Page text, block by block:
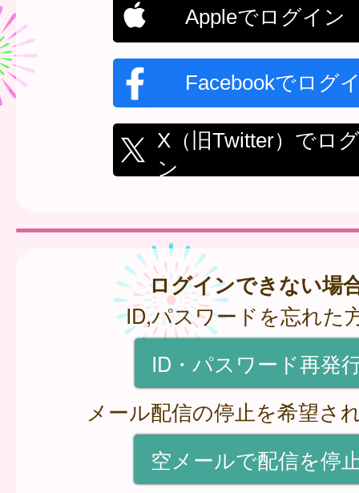
Appleでログイン
Facebookでログ
X（旧Twitter）でロ
ン
ログインできない場
ID,パスワードを忘れた
ID・パスワード再発
メール配信の停止を希望さ
空メールで配信を停